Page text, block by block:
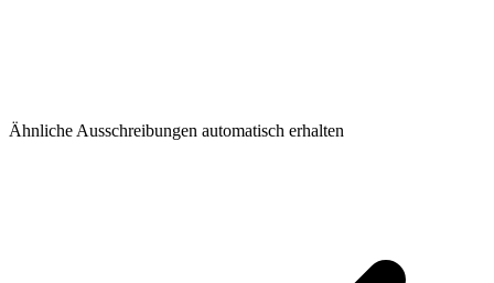
Ähnliche Ausschreibungen automatisch erhalten